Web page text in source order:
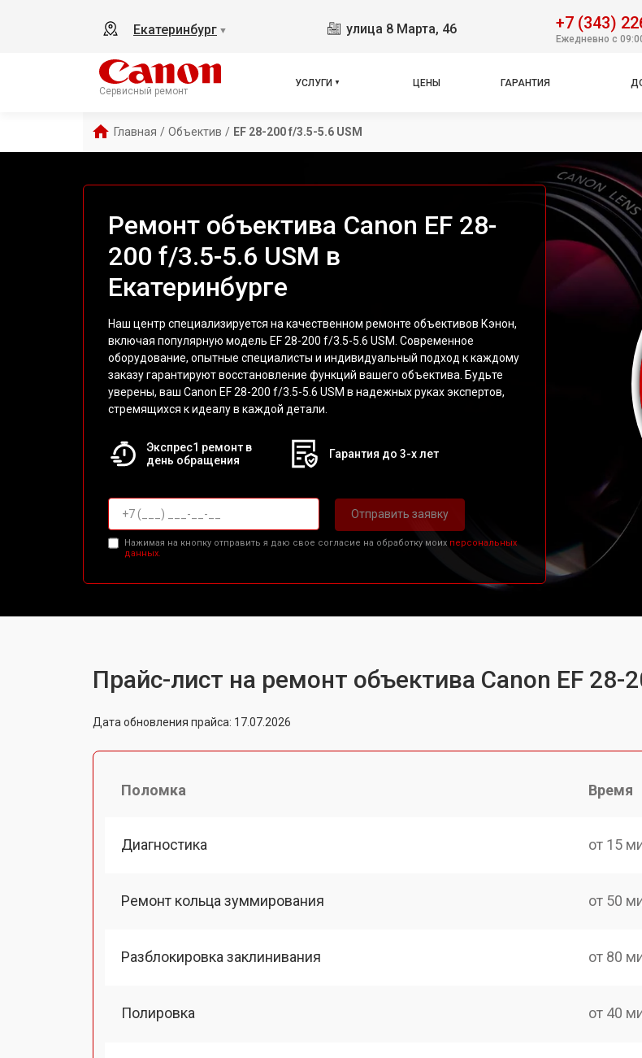
Екатеринбург ▼ улица 8 Марта, 46 +7 (343)
Ежедневно с
Сервисный ремонт
УСЛУГИ ЦЕНЫ ГАРАНТИЯ
Главная / Объектив / EF 28-200 f/3.5-5.6 USM
Ремонт объектива Canon EF 28-
200 f/3.5-5.6 USM в
Екатеринбурге
Наш центр специализируется на качественном ремонте объективов Кэнон,
включая популярную модель EF 28-200 f/3.5-5.6 USM. Современное
оборудование, опытные специалисты и индивидуальный подход к каждому
заказу гарантируют восстановление функций вашего объектива. Будьте
уверены, ваш Canon EF 28-200 f/3.5-5.6 USM в надежных руках экспертов,
стремящихся к идеалу в каждой детали.
Экспрес1 ремонт в
день обращения
Гарантия до 3-х лет
Отправить заявку
Нажимая на кнопку отправить я даю свое согласие на обработку моих персональных
данных.
Прайс-лист на ремонт объектива Canon EF 28-
Дата обновления прайса: 17.07.2026
Поломка Время
Диагностика от 15
Ремонт кольца зуммирования от 50
Разблокировка заклинивания от 80
Полировка от 40